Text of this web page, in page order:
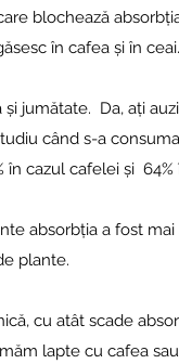
blochează
în cafea și în ceai.
jumătate. Da, ați
când s-a
cazul cafelei și 64%
absorbția a fost
plante.
cu atât scade
lapte cu cafea